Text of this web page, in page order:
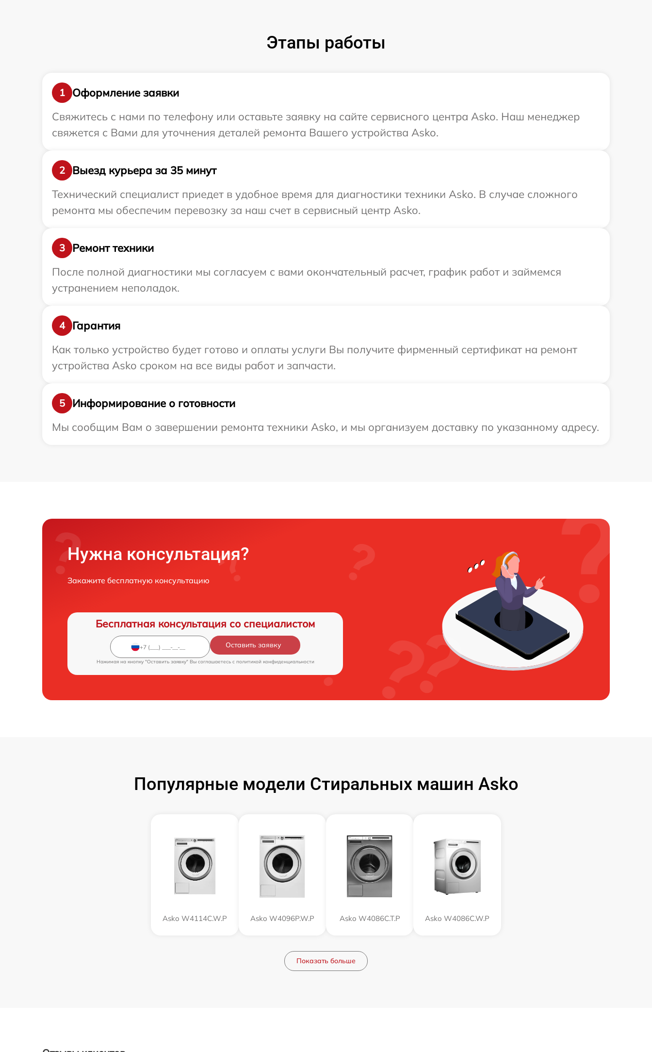
Этапы работы
1
Оформление заявки
Свяжитесь с нами по телефону или оставьте заявку на сайте сервисного центра Asko. Наш менеджер
свяжется с Вами для уточнения деталей ремонта Вашего устройства Asko.
2
Выезд курьера за 35 минут
Технический специалист приедет в удобное время для диагностики техники Asko. В случае сложного
ремонта мы обеспечим перевозку за наш счет в сервисный центр Asko.
3
Ремонт техники
После полной диагностики мы согласуем с вами окончательный расчет, график работ и займемся
устранением неполадок.
4
Гарантия
Как только устройство будет готово и оплаты услуги Вы получите фирменный сертификат на ремонт
устройства Asko сроком на все виды работ и запчасти.
5
Информирование о готовности
Мы сообщим Вам о завершении ремонта техники Asko, и мы организуем доставку по указанному адресу.
Нужна консультация?
Закажите бесплатную консультацию
Бесплатная консультация со специалистом
Оставить заявку
Нажимая на кнопку "Оставить заявку" Вы соглашаетесь c политикой конфиденциальности
Популярные модели Стиральных машин Asko
Asko W4114C.W.P Asko W4096P.W.P Asko W4086C.T.P Asko W4086C.W.P
Показать больше